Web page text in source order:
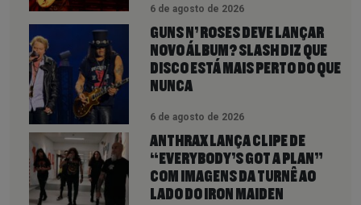
6 de agosto de 2026
GUNS N’ ROSES DEVE LANÇAR
NOVO ÁLBUM? SLASH DIZ QUE
DISCO ESTÁ MAIS PERTO DO QUE
NUNCA
6 de agosto de 2026
ANTHRAX LANÇA CLIPE DE
“EVERYBODY’S GOT A PLAN”
COM IMAGENS DA TURNÊ AO
LADO DO IRON MAIDEN